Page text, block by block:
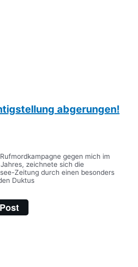
abgerungen!
gegen mich im
zeichnete sich die
Zeitung durch einen besonders
Duktus
Post